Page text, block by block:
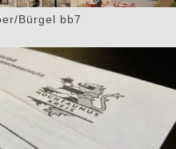
Bürgel bb7